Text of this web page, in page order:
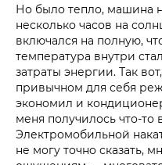
Но было тепло, машина
несколько часов на
включался на полную,
температура внутри
затраты энергии. Так
привычном для себя
экономил и
меня получилось что-то
Электромобильной
не могу точно сказать,